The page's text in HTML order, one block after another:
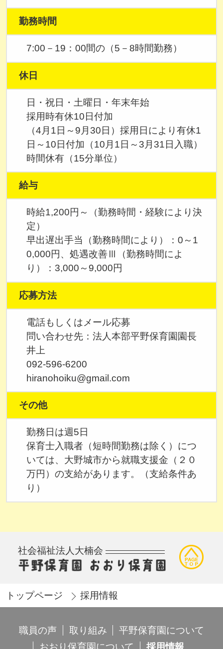
勤務時間
7:00－19：00間の（5－8時間勤務）
休日
日・祝日・土曜日・年末年始
採用時有休10日付加
（4月1日～9月30日）採用日により有休1
日～10日付加（10月1日～3月31日入職）
時間休有（15分単位）
給与
時給1,200円～（勤務時間・経験により決
定）
早出遅出手当（勤務時間により）：0～1
0,000円、処遇改善Ⅲ（勤務時間によ
り）：3,000～9,000円
応募方法
電話もしくはメール応募
問い合わせ先：法人本部平野保育園園長
井上
092-596-6200
hiranohoiku@gmail.com
その他
勤務日は週5日
保育士入職者（短時間勤務は除く）につ
いては、大野城市から就職支援金（２０
万円）の支給があります。（支給条件あ
り）
社会福祉法人大楠会
トップページ 採用情報
職員の声 取り組み
平野保育園について
おおり保育園について
採用情報